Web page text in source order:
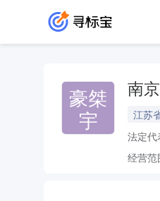
豪桀
宇
南
江苏
法定代
经营范